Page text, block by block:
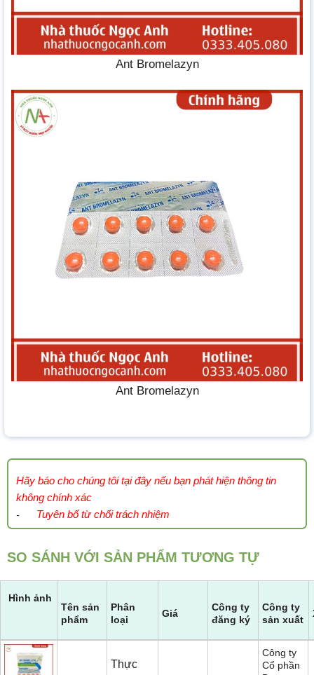
Ant Bromelazyn
Ant Bromelazyn
Hãy báo cho chúng tôi tại đây nếu bạn phát hiện thông tin
không chính xác
- Tuyên bố từ chối trách nhiệm
SO SÁNH VỚI SẢN PHẨM TƯƠNG TỰ
Hình ảnh
Tên sản
phẩm
Phân
loại
Giá
Công ty
đăng ký
Công ty
sản xuất
Thực
Công ty
Cổ phần